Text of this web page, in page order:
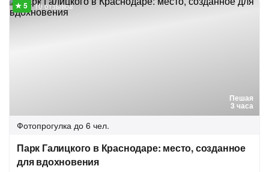
Пешая
3 часа
10 отзывов
Фотопрогулка до 6 чел.
Парк Галицкого в Краснодаре: место, созданное
для вдохновения